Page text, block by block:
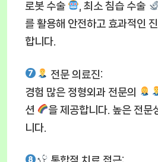
로봇 수술
, 최소 침습 수술
를 활용해 안전하고 효과적인
합니다.
전문 의료진:
경험 많은 정형외과 전문의
션
을 제공합니다. 높은 전문
니다.